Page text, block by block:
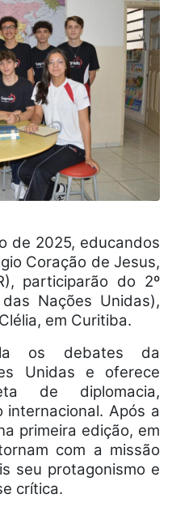
de 2025, educandos
Coração de Jesus,
participarão do 2º
Nações Unidas),
em Curitiba.
os debates da
Unidas e oferece
de diplomacia,
internacional. Após a
primeira edição, em
com a missão
seu protagonismo e
crítica.